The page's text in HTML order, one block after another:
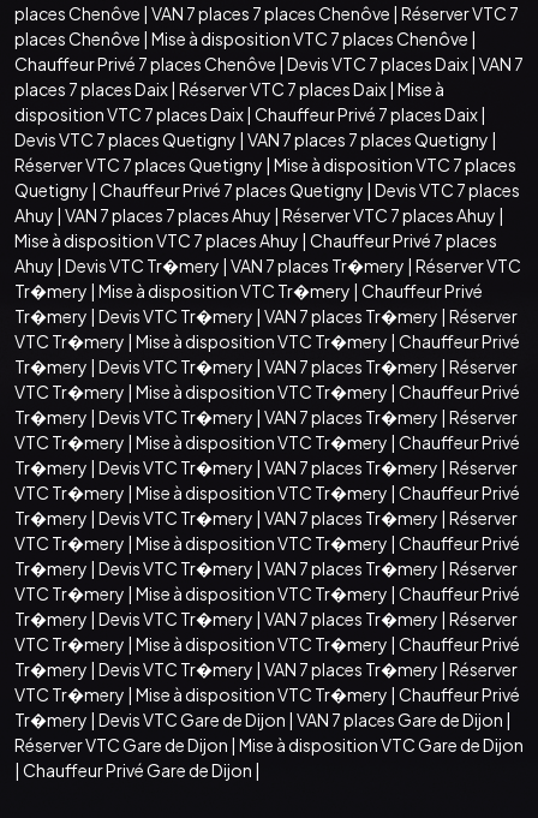
places Chenôve | VAN 7 places 7 places Chenôve | Réserver VTC 7
places Chenôve | Mise à disposition VTC 7 places Chenôve |
Chauffeur Privé 7 places Chenôve | Devis VTC 7 places Daix| VAN 7
places 7 places Daix| Réserver VTC 7 places Daix| Mise à
disposition VTC 7 places Daix| Chauffeur Privé 7 places Daix|
Devis VTC 7 places Quetigny | VAN 7 places 7 places Quetigny |
Réserver VTC 7 places Quetigny | Mise à disposition VTC 7 places
Quetigny | Chauffeur Privé 7 places Quetigny | Devis VTC 7 places
Ahuy | VAN 7 places 7 places Ahuy | Réserver VTC 7 places Ahuy |
Mise à disposition VTC 7 places Ahuy | Chauffeur Privé 7 places
Ahuy | Devis VTC Tr�mery | VAN 7 places Tr�mery | Réserver VTC
Tr�mery | Mise à disposition VTC Tr�mery | Chauffeur Privé
Tr�mery | Devis VTC Tr�mery | VAN 7 places Tr�mery | Réserver
VTC Tr�mery | Mise à disposition VTC Tr�mery | Chauffeur Privé
Tr�mery | Devis VTC Tr�mery | VAN 7 places Tr�mery | Réserver
VTC Tr�mery | Mise à disposition VTC Tr�mery | Chauffeur Privé
Tr�mery | Devis VTC Tr�mery | VAN 7 places Tr�mery | Réserver
VTC Tr�mery | Mise à disposition VTC Tr�mery | Chauffeur Privé
Tr�mery | Devis VTC Tr�mery | VAN 7 places Tr�mery | Réserver
VTC Tr�mery | Mise à disposition VTC Tr�mery | Chauffeur Privé
Tr�mery | Devis VTC Tr�mery | VAN 7 places Tr�mery | Réserver
VTC Tr�mery | Mise à disposition VTC Tr�mery | Chauffeur Privé
Tr�mery | Devis VTC Tr�mery | VAN 7 places Tr�mery | Réserver
VTC Tr�mery | Mise à disposition VTC Tr�mery | Chauffeur Privé
Tr�mery | Devis VTC Tr�mery | VAN 7 places Tr�mery | Réserver
VTC Tr�mery | Mise à disposition VTC Tr�mery | Chauffeur Privé
Tr�mery | Devis VTC Tr�mery | VAN 7 places Tr�mery | Réserver
VTC Tr�mery | Mise à disposition VTC Tr�mery | Chauffeur Privé
Tr�mery | Devis VTC Gare de Dijon | VAN 7 places Gare de Dijon |
Réserver VTC Gare de Dijon | Mise à disposition VTC Gare de Dijon
| Chauffeur Privé Gare de Dijon |